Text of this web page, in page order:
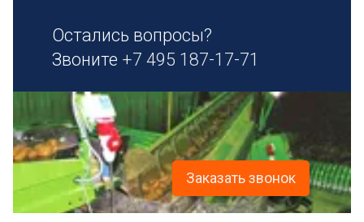
Остались вопросы?
Звоните +7 495 187-17-71
Заказать звонок